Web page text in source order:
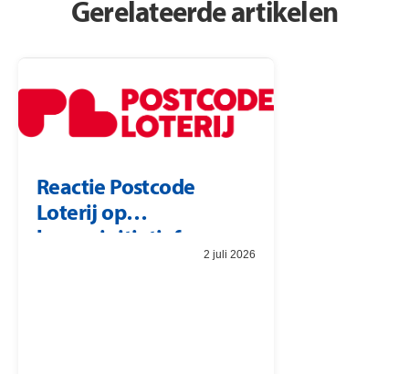
Gerelateerde artikelen
Reactie Postcode
Loterij op
burgerinitiatief
2 juli 2026